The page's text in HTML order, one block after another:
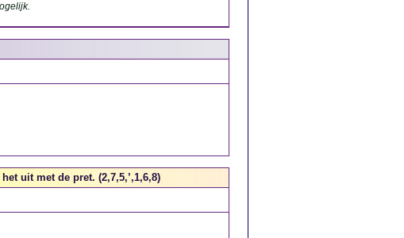
uit met de pret. (2,7,5,’,1,6,8)